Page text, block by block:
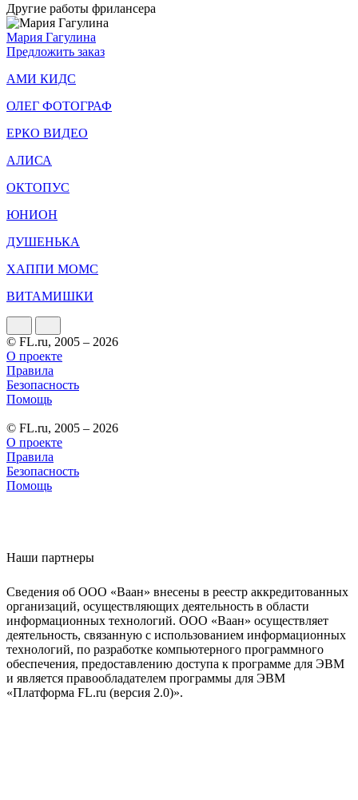
Другие работы фрилансера
Мария Гагулина
Предложить заказ
АМИ КИДС
ОЛЕГ ФОТОГРАФ
ЕРКО ВИДЕО
АЛИСА
ОКТОПУС
ЮНИОН
ДУШЕНЬКА
ХАППИ МОМС
ВИТАМИШКИ
© FL.ru, 2005 – 2026
О проекте
Правила
Безопасность
Помощь
© FL.ru, 2005 – 2026
О проекте
Правила
Безопасность
Помощь
Наши партнеры
Сведения об ООО «Ваан» внесены в реестр аккредитованных
организаций, осуществляющих деятельность в области
информационных технологий. ООО «Ваан» осуществляет
деятельность, связанную с использованием информационных
технологий, по разработке компьютерного программного
обеспечения, предоставлению доступа к программе для ЭВМ
и является правообладателем программы для ЭВМ
«Платформа FL.ru (версия 2.0)».